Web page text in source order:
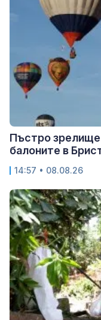
Пъстро
балоните в
14:57 • 08.08.26